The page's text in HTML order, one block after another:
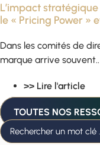
L’impact
le « Pricing Power »
Dans les comités de
marque arrive souvent..
>> Lire l'article
TOUTES NOS